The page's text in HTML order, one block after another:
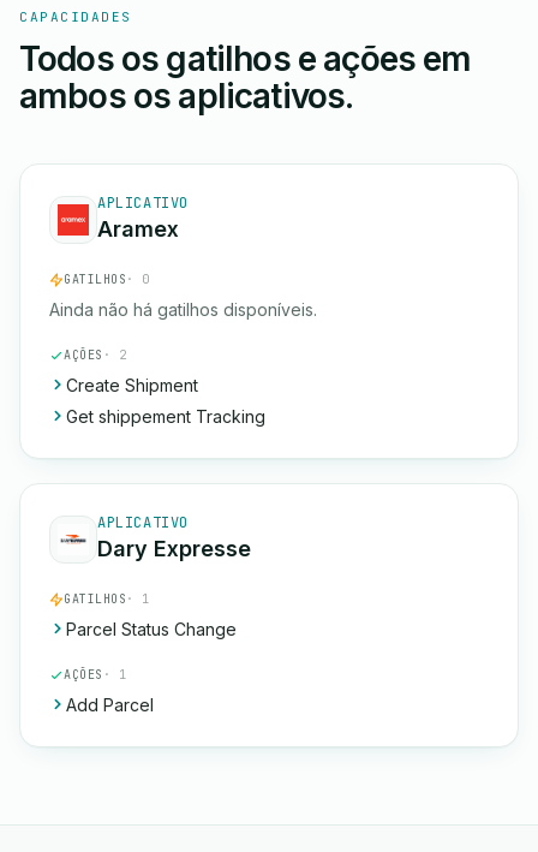
CAPACIDADES
Todos os gatilhos e ações em
ambos os aplicativos.
APLICATIVO
Aramex
GATILHOS · 0
Ainda não há gatilhos disponíveis.
AÇÕES · 2
Create Shipment
Get shippement Tracking
APLICATIVO
Dary Expresse
GATILHOS · 1
Parcel Status Change
AÇÕES · 1
Add Parcel